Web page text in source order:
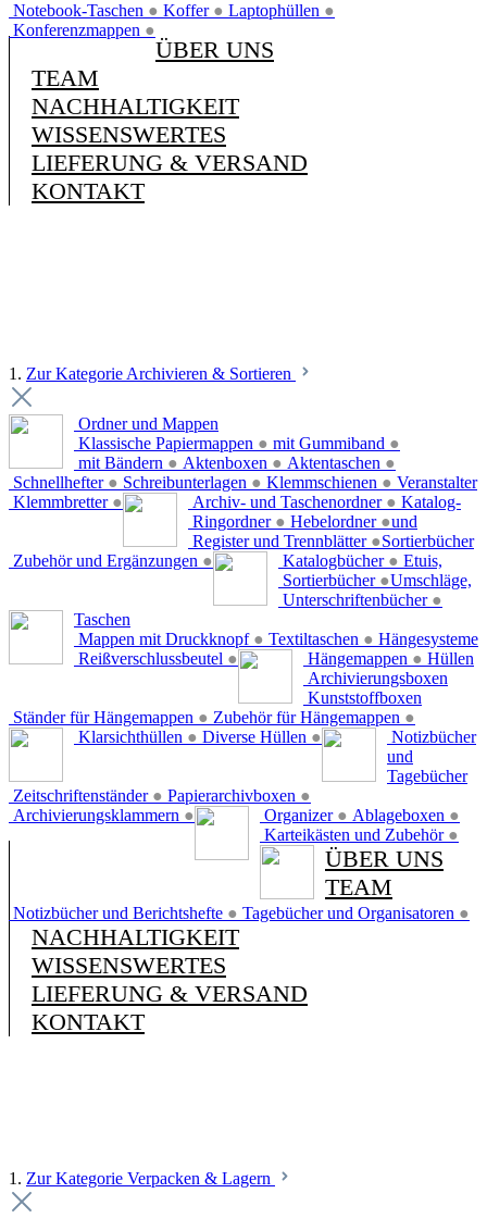
Notebook-Taschen ● Koffer ● Laptophüllen ●
Konferenzmappen ●
ÜBER UNS
TEAM
NACHHALTIGKEIT
WISSENSWERTES
LIEFERUNG & VERSAND
KONTAKT
1. Zur Kategorie Archivieren & Sortieren
Ordner und Mappen
Klassische Papiermappen ● mit Gummiband ●
mit Bändern ● Aktenboxen ● Aktentaschen ●
Schnellhefter ● Schreibunterlagen ● Klemmschienen ●
Klemmbretter ●
Veranstalter
Archiv- und Taschenordner ●
Ringordner ● Hebelordner ●
Register und Trennblätter ●
Zubehör und Ergänzungen ●
Katalog-
und
Sortierbücher
Katalogbücher ●
Sortierbücher ●
Unterschriftenbücher ●
Etuis,
Umschläge,
Taschen
Mappen mit Druckknopf ● Textiltaschen ●
Reißverschlussbeutel ●
Hängesysteme
Hängemappen ●
Ständer für Hängemappen ● Zubehör für Hängemappen ●
Hüllen
Klarsichthüllen ● Diverse Hüllen ●
Archivierungsboxen
Zeitschriftenständer ● Papierarchivboxen ●
Archivierungsklammern ●
Kunststoffboxen
Organizer ● Ablageboxen ●
Karteikästen und Zubehör ●
Notizbücher
und
Tagebücher
Notizbücher und Berichtshefte ● Tagebücher und Organisatoren ●
ÜBER UNS
TEAM
NACHHALTIGKEIT
WISSENSWERTES
LIEFERUNG & VERSAND
KONTAKT
1. Zur Kategorie Verpacken & Lagern